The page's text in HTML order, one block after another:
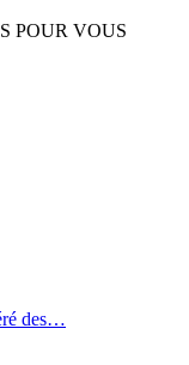
POUR VOUS
des…